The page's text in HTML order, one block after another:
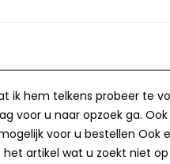
ik hem telkens probeer te
voor u naar opzoek ga.
voor u bestellen Ook
artikel wat u zoekt niet